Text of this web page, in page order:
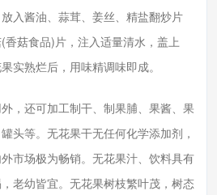
入酱油、蒜茸、姜丝、精盐翻炒片
菇食品)片，注入适量清水，盖上
实熟烂后，用味精调味即成。
还可加工制干、制果脯、果酱、果
头等。无花果干无任何化学添加剂，
市场极为畅销。无花果汁、饮料具有
老幼皆宜。无花果树枝繁叶茂，树态